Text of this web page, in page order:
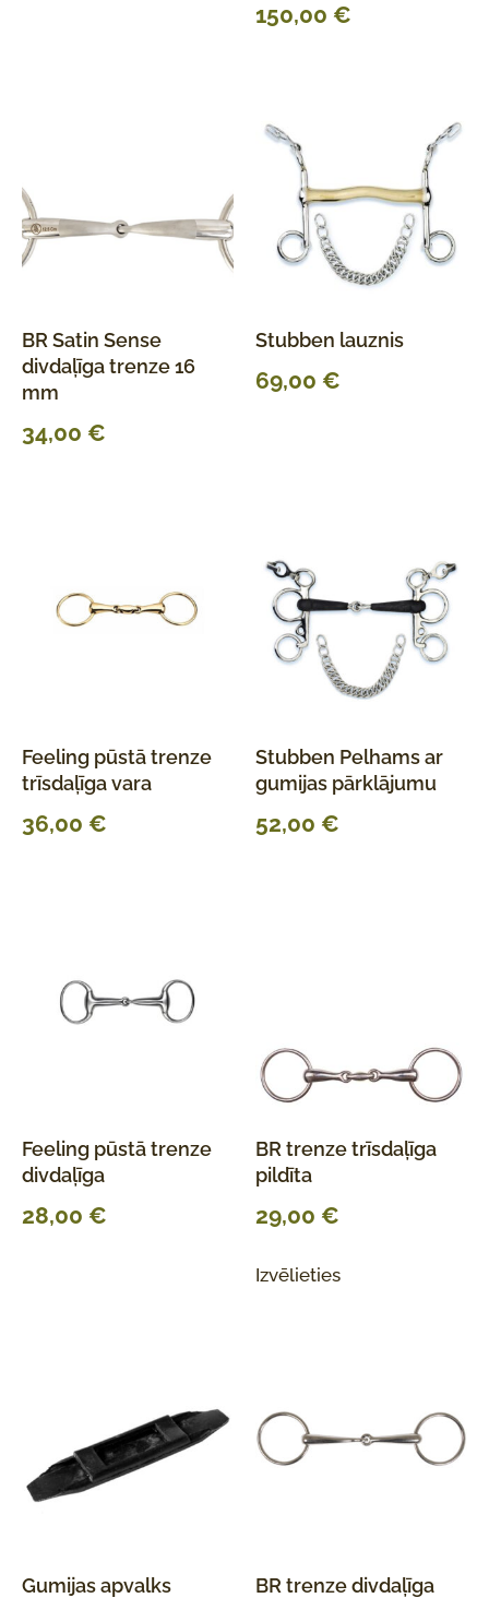
150,00 €
BR Satin Sense
divdaļīga trenze 16
mm
34,00 €
Stubben lauznis
69,00 €
Feeling pūstā trenze
trīsdaļīga vara
36,00 €
Stubben Pelhams ar
gumijas pārklājumu
52,00 €
Feeling pūstā trenze
divdaļīga
28,00 €
BR trenze trīsdaļīga
pildīta
29,00 €
Izvēlieties
Gumijas apvalks
BR trenze divdaļīga